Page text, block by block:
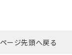
ページ先頭へ戻る